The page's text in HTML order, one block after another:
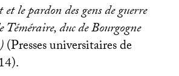
le pardon des gens de guerre
Téméraire, duc de Bourgogne
(Presses universitaires de